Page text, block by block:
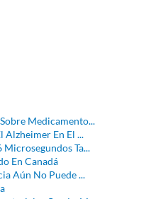
Medicamento...
Alzheimer En El ...
Ta...
En Canadá
Aún No Puede ...